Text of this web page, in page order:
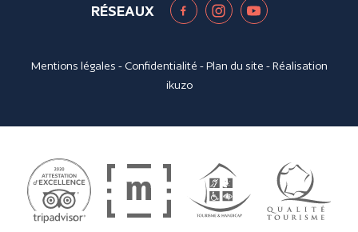
RÉSEAUX
Mentions légales - Confidentialité -Plan du site - Réalisation
ikuzo